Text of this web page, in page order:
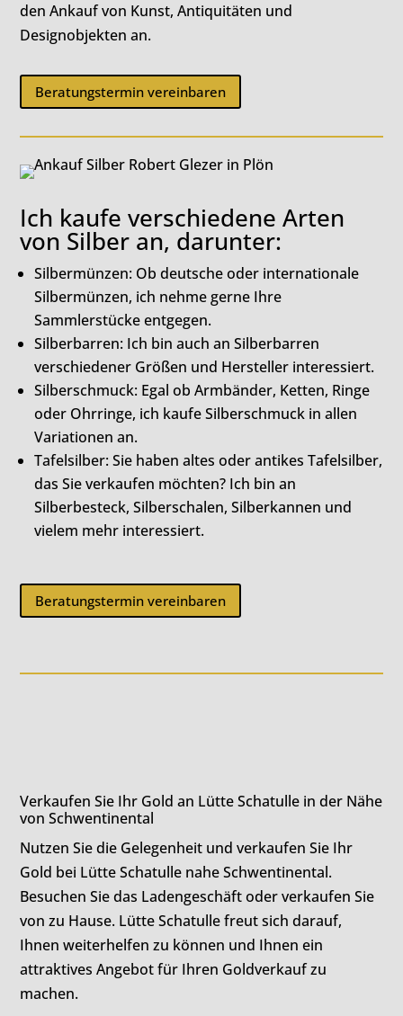
den Ankauf von Kunst, Antiquitäten und
Designobjekten an.
Beratungstermin vereinbaren
Ich kaufe verschiedene Arten
von Silber an, darunter:
Silbermünzen: Ob deutsche oder internationale
Silbermünzen, ich nehme gerne Ihre
Sammlerstücke entgegen.
Silberbarren: Ich bin auch an Silberbarren
verschiedener Größen und Hersteller interessiert.
Silberschmuck: Egal ob Armbänder, Ketten, Ringe
oder Ohrringe, ich kaufe Silberschmuck in allen
Variationen an.
Tafelsilber: Sie haben altes oder antikes Tafelsilber,
das Sie verkaufen möchten? Ich bin an
Silberbesteck, Silberschalen, Silberkannen und
vielem mehr interessiert.
Beratungstermin vereinbaren
Verkaufen Sie Ihr Gold an Lütte Schatulle in der Nähe
von Schwentinental
Nutzen Sie die Gelegenheit und verkaufen Sie Ihr
Gold bei Lütte Schatulle nahe Schwentinental.
Besuchen Sie das Ladengeschäft oder verkaufen Sie
von zu Hause. Lütte Schatulle freut sich darauf,
Ihnen weiterhelfen zu können und Ihnen ein
attraktives Angebot für Ihren Goldverkauf zu
machen.